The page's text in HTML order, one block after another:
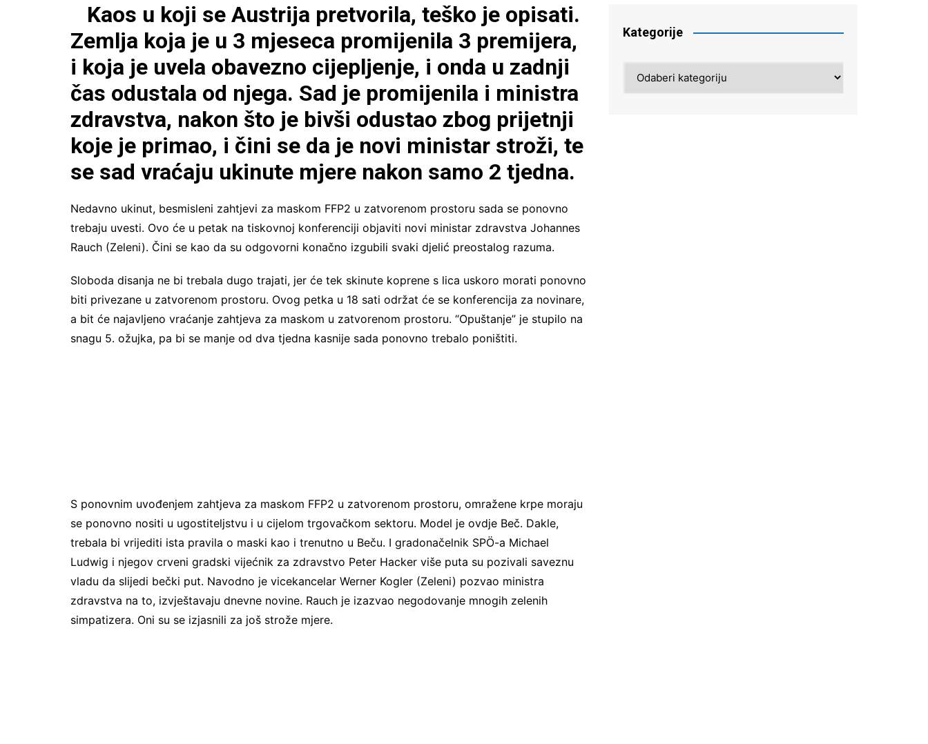
Kaos u koji se Austrija pretvorila, teško je opisati.
Zemlja koja je u 3 mjeseca promijenila 3 premijera,
i koja je uvela obavezno cijepljenje, i onda u zadnji
čas odustala od njega. Sad je promijenila i ministra
zdravstva, nakon što je bivši odustao zbog prijetnji
koje je primao, i čini se da je novi ministar stroži, te
se sad vraćaju ukinute mjere nakon samo 2 tjedna.
Nedavno ukinut, besmisleni zahtjevi za maskom FFP2 u zatvorenom prostoru sada se ponovno
trebaju uvesti. Ovo će u petak na tiskovnoj konferenciji objaviti novi ministar zdravstva Johannes
Rauch (Zeleni). Čini se kao da su odgovorni konačno izgubili svaki djelić preostalog razuma.
Sloboda disanja ne bi trebala dugo trajati, jer će tek skinute koprene s lica uskoro morati ponovno
biti privezane u zatvorenom prostoru. Ovog petka u 18 sati održat će se konferencija za novinare,
a bit će najavljeno vraćanje zahtjeva za maskom u zatvorenom prostoru. “Opuštanje” je stupilo na
snagu 5. ožujka, pa bi se manje od dva tjedna kasnije sada ponovno trebalo poništiti.
S ponovnim uvođenjem zahtjeva za maskom FFP2 u zatvorenom prostoru, omražene krpe moraju
se ponovno nositi u ugostiteljstvu i u cijelom trgovačkom sektoru. Model je ovdje Beč. Dakle,
trebala bi vrijediti ista pravila o maski kao i trenutno u Beču. I gradonačelnik SPÖ-a Michael
Ludwig i njegov crveni gradski vijećnik za zdravstvo Peter Hacker više puta su pozivali saveznu
vladu da slijedi bečki put. Navodno je vicekancelar Werner Kogler (Zeleni) pozvao ministra
zdravstva na to, izvještavaju dnevne novine. Rauch je izazvao negodovanje mnogih zelenih
simpatizera. Oni su se izjasnili za još strože mjere.
Kategorije